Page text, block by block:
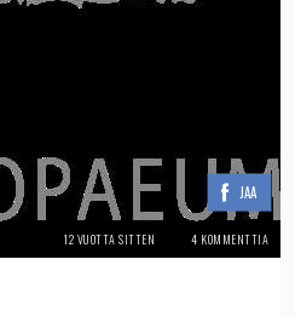
JAA
12 VUOTTA SITTEN 4 KOMMENTTIA